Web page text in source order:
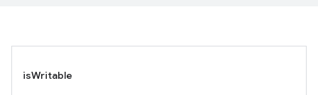
isWritable